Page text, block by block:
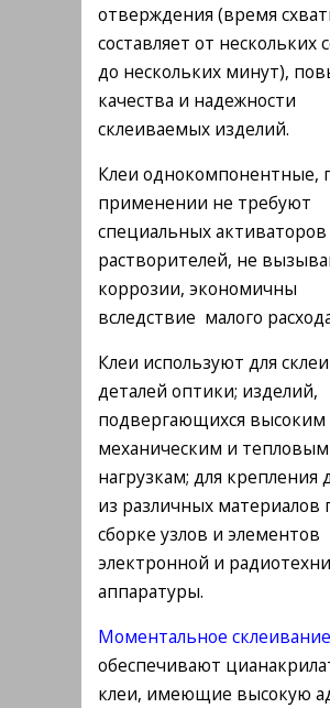
отверждения (время
составляет от нескольких
до нескольких минут),
качества и надежности
склеиваемых изделий.
Клеи однокомпонентные,
применении не требуют
специальных
растворителей, не
коррозии, экономичны
вследствие малого
Клеи используют для
деталей оптики; изделий,
подвергающихся высоким
механическим и тепловым
нагрузкам; для крепления
из различных материалов
сборке узлов и элементов
электронной и
аппаратуры.
Моментальное склеивание
обеспечивают
клеи, имеющие высокую